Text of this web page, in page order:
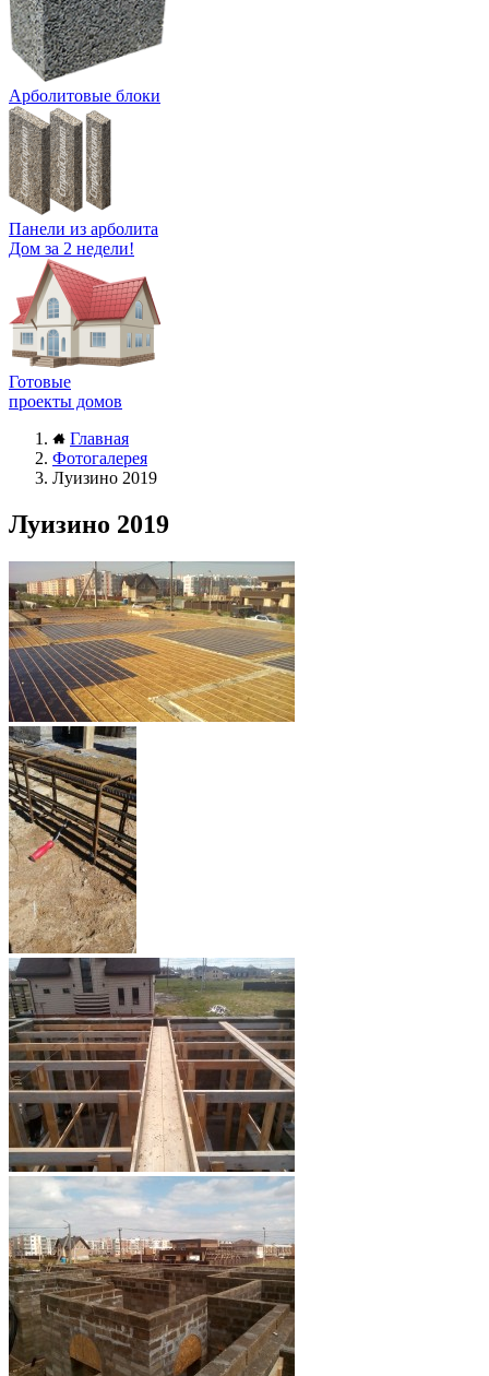
Арболитовые блоки
Панели из арболита
Дом за 2 недели!
Готовые
проекты домов
Главная
Фотогалерея
Луизино 2019
Луизино 2019